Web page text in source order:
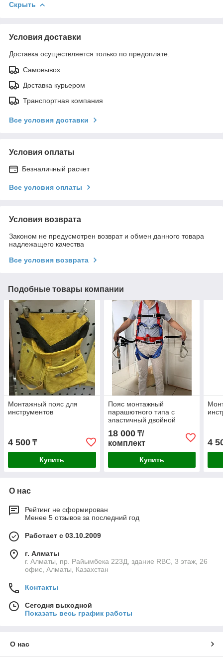
Скрыть
Условия доставки
Доставка осуществляется только по предоплате.
Самовывоз
Доставка курьером
Транспортная компания
Все условия доставки
Условия оплаты
Безналичный расчет
Все условия оплаты
Условия возврата
Законом не предусмотрен возврат и обмен данного товара
надлежащего качества
Все условия возврата
Подобные товары компании
Монтажный пояс для
инструментов
4 500 ₸
Купить
Пояс монтажный
парашютного типа с
эластичный двойной
строп с амортизатором
(model 2025)
18 000₸/
комплект
Купить
4
О нас
Рейтинг не сформирован
Менее 5 отзывов за последний год
Работает с 03.10.2009
г. Алматы
г. Алматы, пр. Райымбека 223Д, здание RBC, 3 этаж, 26
офис, Алматы, Казахстан
Контакты
Сегодня выходной
Показать весь график работы
О нас